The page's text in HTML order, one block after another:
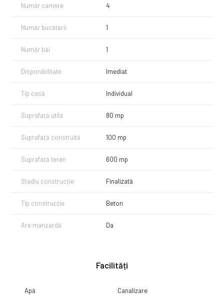
Număr camere 4
Număr bucătării 1
Număr băi 1
Disponibilitate Imediat
Tip casă Individual
Suprafață utilă 80 mp
Suprafață construită 100 mp
Suprafață teren 600 mp
Stadiu construcție Finalizată
Tip construcție Beton
Are mansardă Da
Facilități
Apă Canalizare